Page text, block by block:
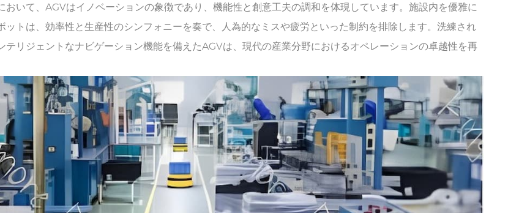
português
おいて、AGVはイノベーションの象徴であり、機能性と創意工夫の調和を体現しています。施設内を優雅に
ットは、効率性と生産性のシンフォニーを奏で、人為的なミスや疲労といった制約を排除します。洗練され
テリジェントなナビゲーション機能を備えたAGVは、現代の産業分野におけるオペレーションの卓越性を再